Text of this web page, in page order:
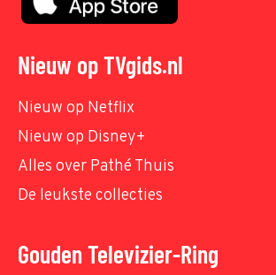
Nieuw op TVgids.nl
Nieuw op Netflix
Nieuw op Disney+
Alles over Pathé Thuis
De leukste collecties
Gouden Televizier-Ring